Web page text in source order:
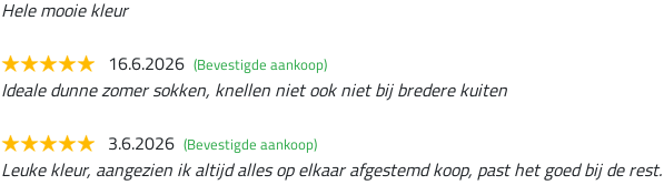
Hele mooie kleur
16.6.2026 (Bevestigde aankoop)
Ideale dunne zomer sokken, knellen niet ook niet bij bredere kuiten
3.6.2026 (Bevestigde aankoop)
Leuke kleur, aangezien ik altijd alles op elkaar afgestemd koop, past het goed bij de